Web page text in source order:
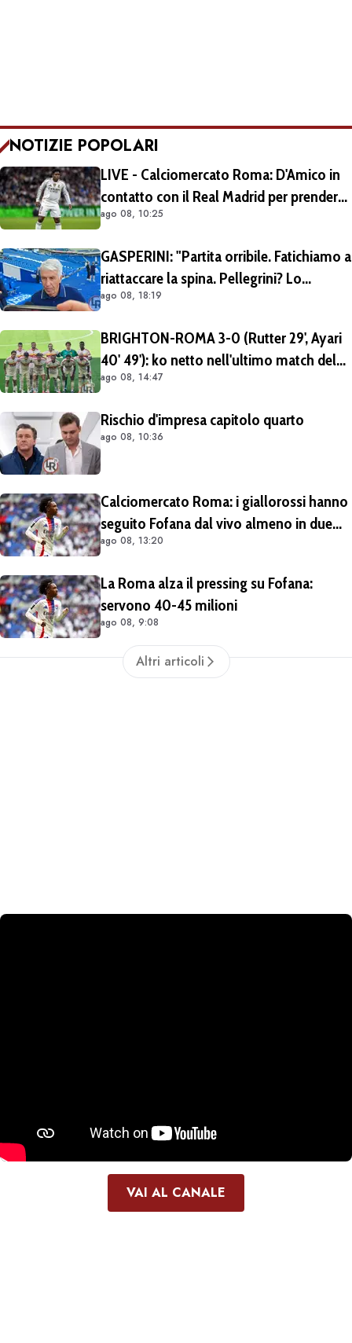
NOTIZIE POPOLARI
LIVE - Calciomercato Roma: D'Amico in
contatto con il Real Madrid per prendere
Endrick in prestito con diritto di riscatto.
ago 08, 10:25
GASPERINI: "Partita orribile. Fatichiamo a
riattaccare la spina. Pellegrini? Lo
rivedremo in campo tra un mese.
ago 08, 18:19
BRIGHTON-ROMA 3-0 (Rutter 29', Ayari
40' 49'): ko netto nell'ultimo match del
tour britannico (FOTO e VIDEO)
ago 08, 14:47
Rischio d'impresa capitolo quarto
ago 08, 10:36
Calciomercato Roma: i giallorossi hanno
seguito Fofana dal vivo almeno in due
occasioni. Costa 40/45 milioni
ago 08, 13:20
La Roma alza il pressing su Fofana:
servono 40-45 milioni
ago 08, 9:08
Altri articoli
VAI AL CANALE